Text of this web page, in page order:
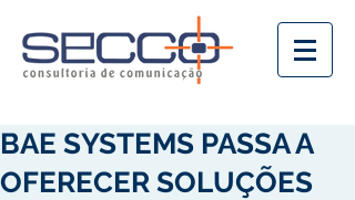
BAE SYSTEMS PASSA A
OFERECER SOLUÇÕES